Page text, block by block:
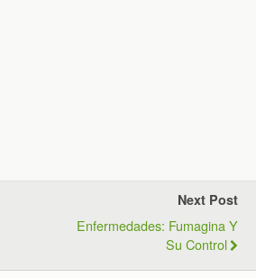
Next Post
Enfermedades: Fumagina Y
Su Control